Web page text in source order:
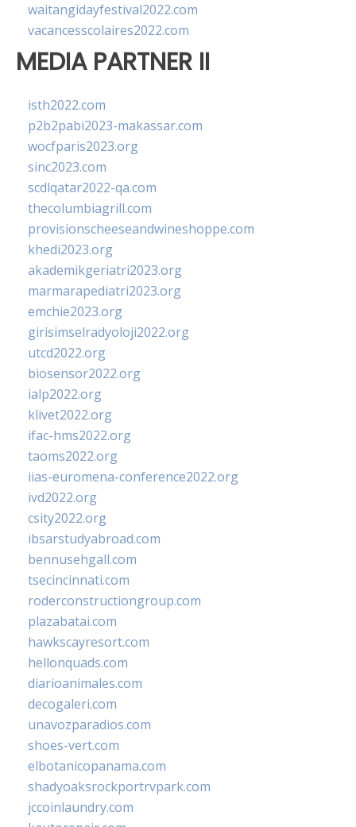
waitangidayfestival2022.com
vacancesscolaires2022.com
MEDIA PARTNER II
isth2022.com
p2b2pabi2023-makassar.com
wocfparis2023.org
sinc2023.com
scdlqatar2022-qa.com
thecolumbiagrill.com
provisionscheeseandwineshoppe.com
khedi2023.org
akademikgeriatri2023.org
marmarapediatri2023.org
emchie2023.org
girisimselradyoloji2022.org
utcd2022.org
biosensor2022.org
ialp2022.org
klivet2022.org
ifac-hms2022.org
taoms2022.org
iias-euromena-conference2022.org
ivd2022.org
csity2022.org
ibsarstudyabroad.com
bennusehgall.com
tsecincinnati.com
roderconstructiongroup.com
plazabatai.com
hawkscayresort.com
hellonquads.com
diarioanimales.com
decogaleri.com
unavozparadios.com
shoes-vert.com
elbotanicopanama.com
shadyoaksrockportrvpark.com
jccoinlaundry.com